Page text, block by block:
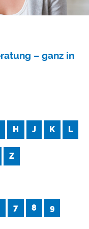
– ganz in
H J K L
Z
7 8 9